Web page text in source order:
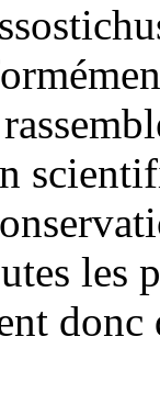
les
donc